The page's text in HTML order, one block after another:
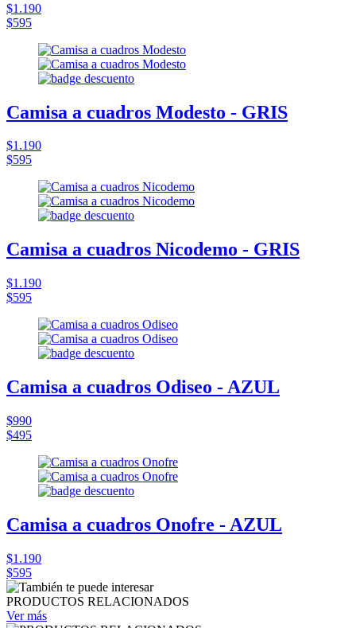
$1.190
$595
Camisa a cuadros Modesto - GRIS
$1.190
$595
Camisa a cuadros Nicodemo - GRIS
$1.190
$595
Camisa a cuadros Odiseo - AZUL
$990
$495
Camisa a cuadros Onofre - AZUL
$1.190
$595
PRODUCTOS RELACIONADOS
Ver más